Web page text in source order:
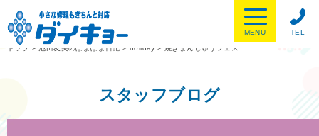
TEL
MENU
トップ
> 池田友美のぽよぽよ日記 >holiday > 焼きまんじゅうフェス
スタッフブログ